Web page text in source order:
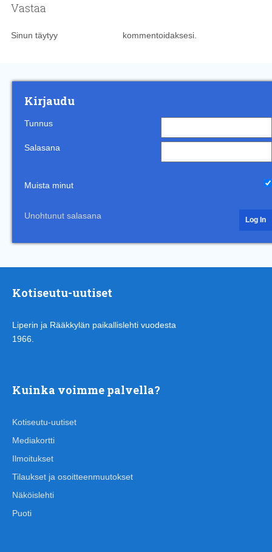
Vastaa
Sinun täytyy kommentoidaksesi.
Kirjaudu
Tunnus
Salasana
Muista minut
Unohtunut salasana
Kotiseutu-uutiset
Liperin ja Rääkkylän paikallislehti vuodesta
1966.
Kuinka voimme palvella?
Kotiseutu-uutiset
Mediakortti
Ilmoitukset
Tilaukset ja osoitteenmuutokset
Näköislehti
Puoti